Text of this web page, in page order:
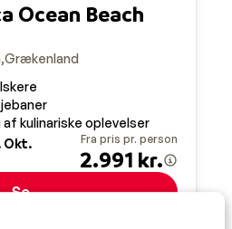
Ocean Beach
Grækenland
kulinariske oplevelser
Okt.
Fra pris pr. person
2.991 kr.
Se